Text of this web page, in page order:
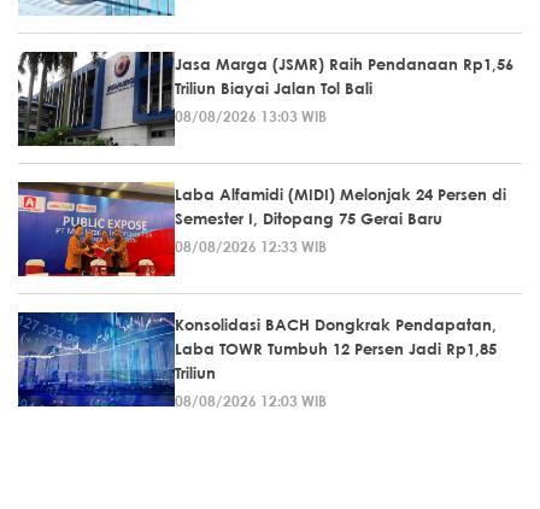
Jasa Marga (JSMR) Raih Pendanaan Rp1,56
Triliun Biayai Jalan Tol Bali
08/08/2026 13:03 WIB
Laba Alfamidi (MIDI) Melonjak 24 Persen di
Semester I, Ditopang 75 Gerai Baru
08/08/2026 12:33 WIB
Konsolidasi BACH Dongkrak Pendapatan,
Laba TOWR Tumbuh 12 Persen Jadi Rp1,85
Triliun
08/08/2026 12:03 WIB